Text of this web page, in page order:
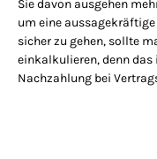
Sie davon ausgehen
um eine
sicher zu gehen, sollte
einkalkulieren, denn
Nachzahlung bei